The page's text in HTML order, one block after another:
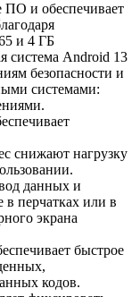
ПО и обеспечивает
и 4 ГБ
система Android 13
безопасности и
системами:
снижают нагрузку
данных и
в перчатках или в
экрана
быстрое
кодов.